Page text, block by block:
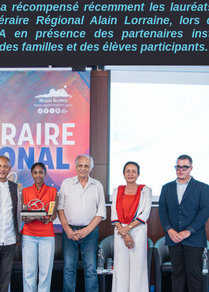
récompensé récemment les
Régional Alain Lorraine, lors
en présence des partenaires
familles et des élèves participants.